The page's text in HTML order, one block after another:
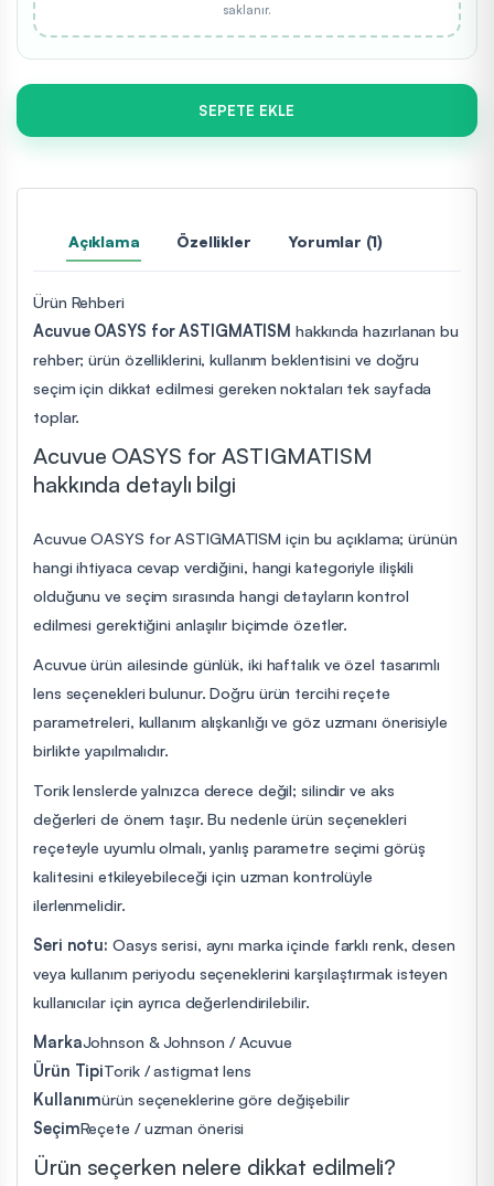
saklanır.
SEPETE EKLE
Açıklama Özellikler Yorumlar (1)
Ürün Rehberi
Acuvue OASYS for ASTIGMATISM hakkında hazırlanan bu
rehber; ürün özelliklerini, kullanım beklentisini ve doğru
seçim için dikkat edilmesi gereken noktaları tek sayfada
toplar.
Acuvue OASYS for ASTIGMATISM
hakkında detaylı bilgi
Acuvue OASYS for ASTIGMATISM için bu açıklama; ürünün
hangi ihtiyaca cevap verdiğini, hangi kategoriyle ilişkili
olduğunu ve seçim sırasında hangi detayların kontrol
edilmesi gerektiğini anlaşılır biçimde özetler.
Acuvue ürün ailesinde günlük, iki haftalık ve özel tasarımlı
lens seçenekleri bulunur. Doğru ürün tercihi reçete
parametreleri, kullanım alışkanlığı ve göz uzmanı önerisiyle
birlikte yapılmalıdır.
Torik lenslerde yalnızca derece değil; silindir ve aks
değerleri de önem taşır. Bu nedenle ürün seçenekleri
reçeteyle uyumlu olmalı, yanlış parametre seçimi görüş
kalitesini etkileyebileceği için uzman kontrolüyle
ilerlenmelidir.
Seri notu: Oasys serisi, aynı marka içinde farklı renk, desen
veya kullanım periyodu seçeneklerini karşılaştırmak isteyen
kullanıcılar için ayrıca değerlendirilebilir.
MarkaJohnson & Johnson / Acuvue
Ürün TipiTorik / astigmat lens
Kullanımürün seçeneklerine göre değişebilir
SeçimReçete / uzman önerisi
Ürün seçerken nelere dikkat edilmeli?